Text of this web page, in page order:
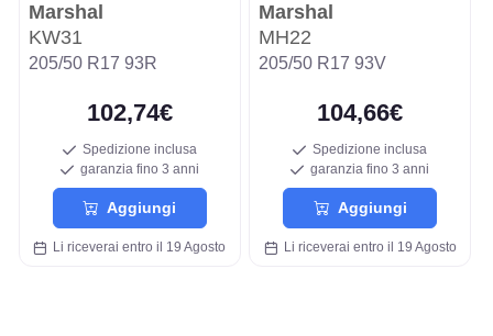
Marshal
KW31
205/50 R17 93R
102,74€
Spedizione inclusa
garanzia fino 3 anni
Aggiungi
Li riceverai entro il 19 Agosto
Marshal
MH22
205/50 R17 93V
104,66€
Spedizione inclusa
garanzia fino 3 anni
Aggiungi
Li riceverai entro il 19 Agosto